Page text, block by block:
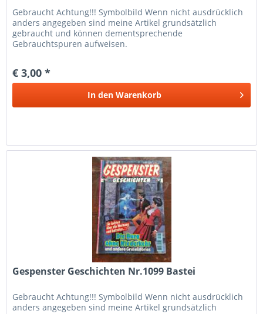
Gebraucht Achtung!!! Symbolbild Wenn nicht ausdrücklich
anders angegeben sind meine Artikel grundsätzlich
gebraucht und können dementsprechende
Gebrauchtspuren aufweisen.
€ 3,00 *
In den Warenkorb
Gespenster Geschichten Nr.1099 Bastei
Gebraucht Achtung!!! Symbolbild Wenn nicht ausdrücklich
anders angegeben sind meine Artikel grundsätzlich